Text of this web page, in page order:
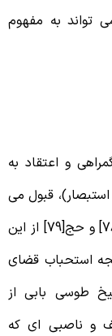
به مفهوم
و اعتقاد به
قبول می
شود و نیاز به تکرار و قضای آن نیست. زکات[78] و حج[79] از این
استحباب قضای
آمده است.[80] شیخ طوسی بابی از
و ناصبی ای که